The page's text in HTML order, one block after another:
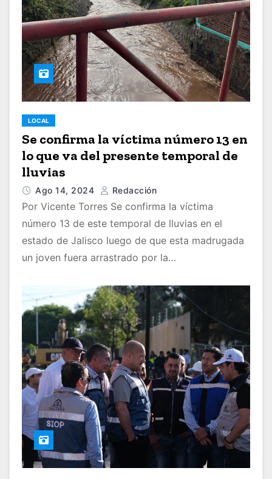
LOCAL
Se confirma la víctima número 13 en
lo que va del presente temporal de
lluvias
Ago 14, 2024 Redacción
Por Vicente Torres Se confirma la víctima
número 13 de este temporal de lluvias en el
estado de Jalisco luego de que esta madrugada
un joven fuera arrastrado por la…